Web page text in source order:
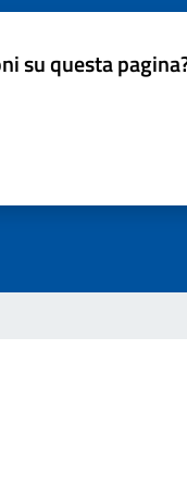
su questa